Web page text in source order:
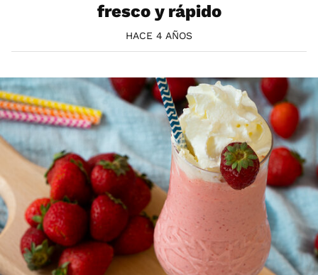
fresco y rápido
HACE 4 AÑOS